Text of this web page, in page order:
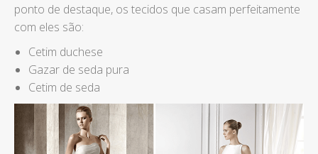
ponto de destaque, os tecidos que casam perfeitamente
com eles são:
Cetim duchese
Gazar de seda pura
Cetim de seda